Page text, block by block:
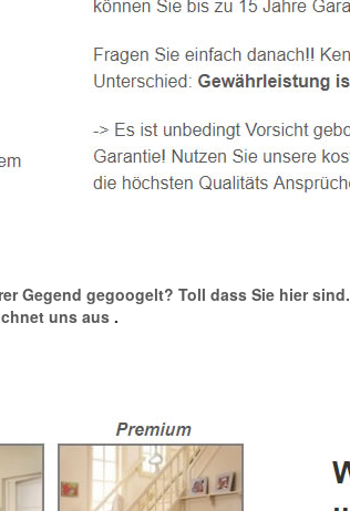
Gegend gegoogelt? Toll dass Sie hier sind.
uns aus .